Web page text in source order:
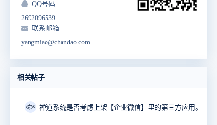
QQ号码
2692096539
联系邮箱
yangmiao@chandao.com
相关帖子
🐟 禅道系统是否考虑上架【企业微信】里的第三方应用。